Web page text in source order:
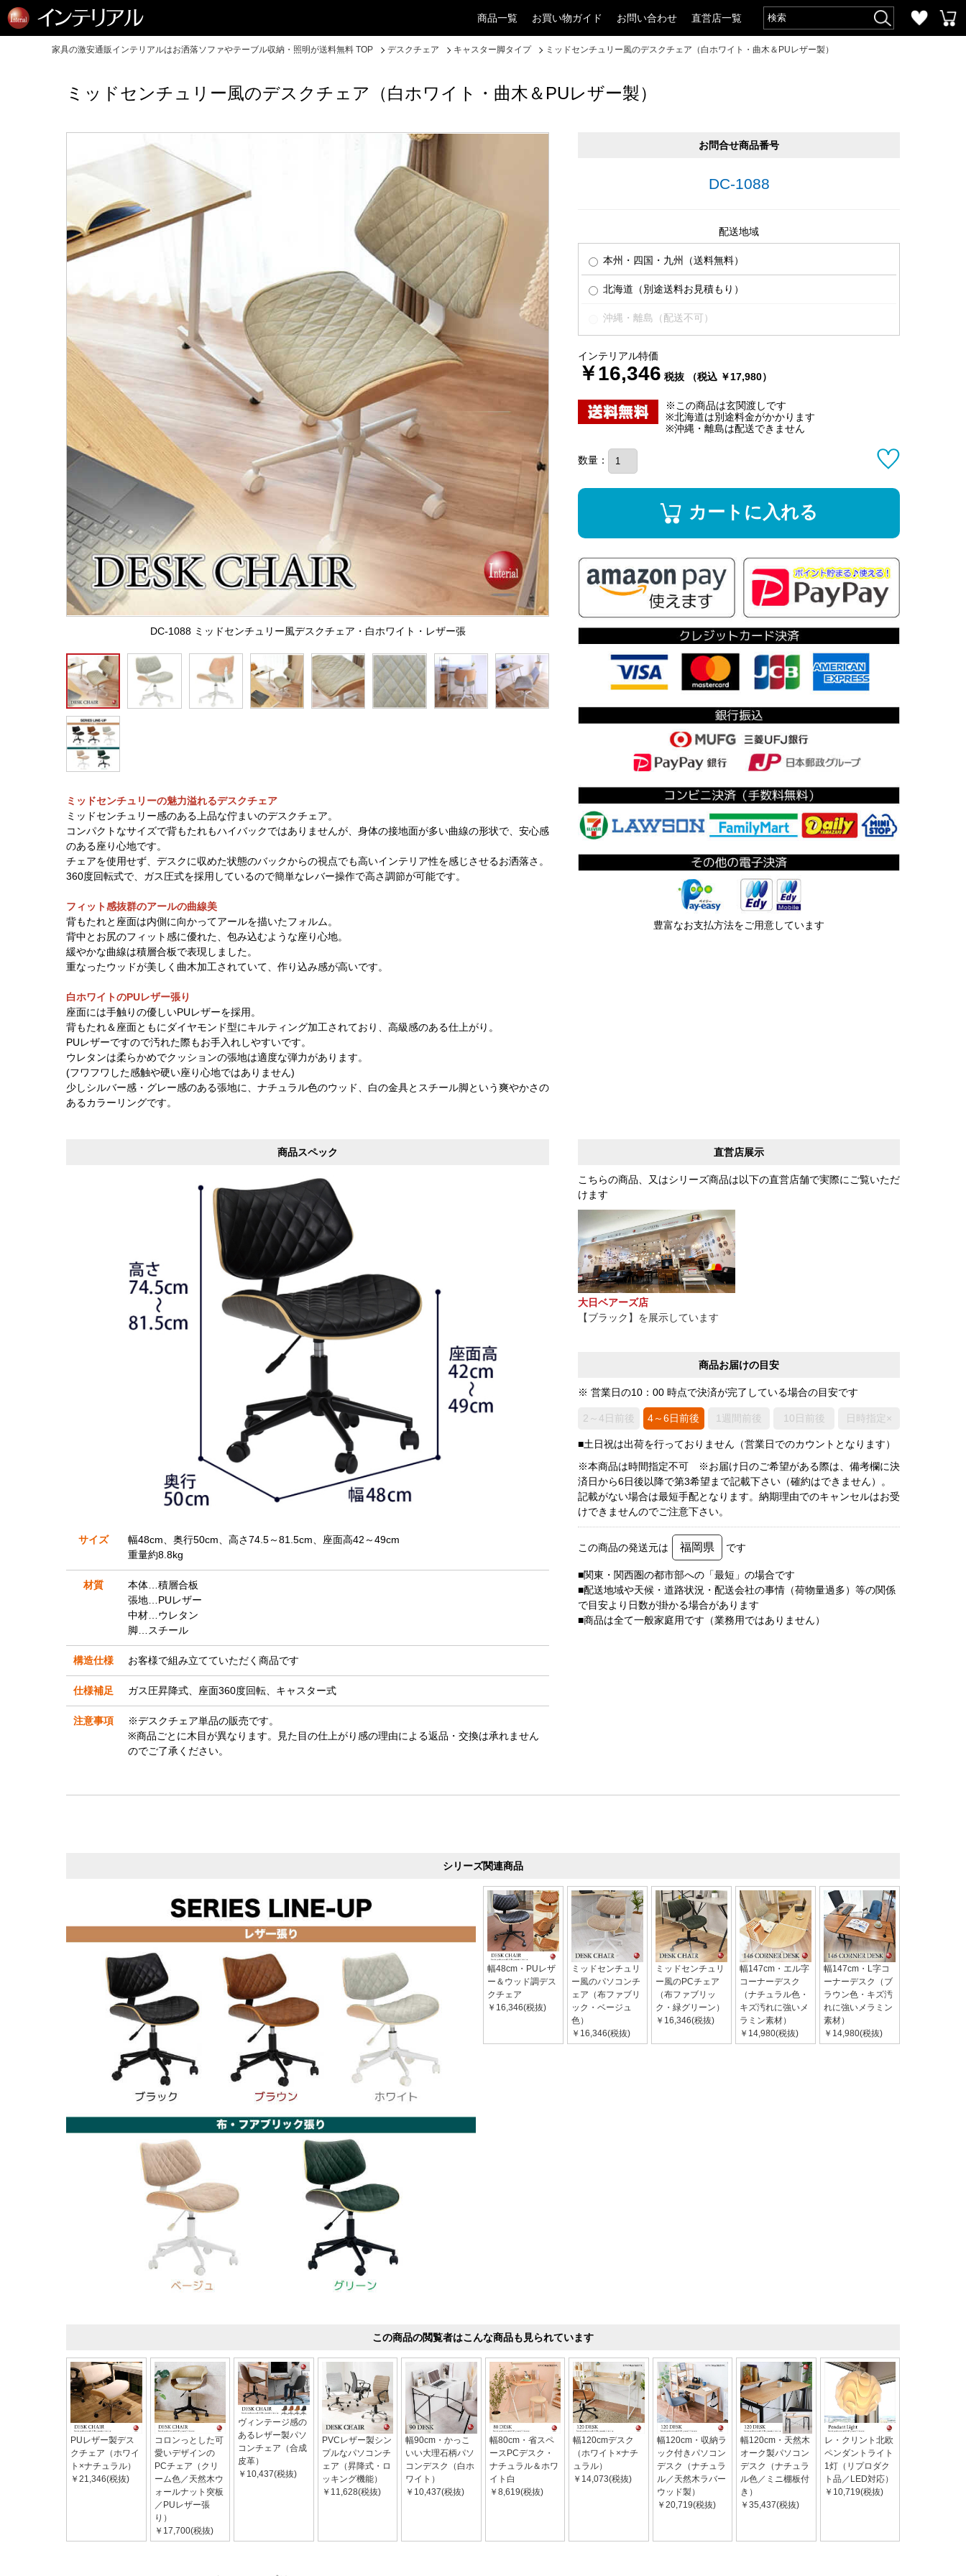
商品一覧 お買い物ガイド お問い合わせ 直営店一覧
家具の激安通販インテリアルはお洒落ソファやテーブル収納・照明が送料無料 TOP デスクチェア キャスター脚タイプ ミッドセンチュリー風のデスクチェア（白ホワイト・曲木＆PUレザー製）
ミッドセンチュリー風のデスクチェア（白ホワイト・曲木＆PUレザー製）
DC-1088 ミッドセンチュリー風デスクチェア・白ホワイト・レザー張
ミッドセンチュリーの魅力溢れるデスクチェア
ミッドセンチュリー感のある上品な佇まいのデスクチェア。
コンパクトなサイズで背もたれもハイバックではありませんが、身体の接地面が多い曲線の形状で、安心感
のある座り心地です。
チェアを使用せず、デスクに収めた状態のバックからの視点でも高いインテリア性を感じさせるお洒落さ。
360度回転式で、ガス圧式を採用しているので簡単なレバー操作で高さ調節が可能です。
フィット感抜群のアールの曲線美
背もたれと座面は内側に向かってアールを描いたフォルム。
背中とお尻のフィット感に優れた、包み込むような座り心地。
緩やかな曲線は積層合板で表現しました。
重なったウッドが美しく曲木加工されていて、作り込み感が高いです。
白ホワイトのPUレザー張り
座面には手触りの優しいPUレザーを採用。
背もたれ＆座面ともにダイヤモンド型にキルティング加工されており、高級感のある仕上がり。
PUレザーですので汚れた際もお手入れしやすいです。
ウレタンは柔らかめでクッションの張地は適度な弾力があります。
(フワフワした感触や硬い座り心地ではありません)
少しシルバー感・グレー感のある張地に、ナチュラル色のウッド、白の金具とスチール脚という爽やかさの
あるカラーリングです。
お問合せ商品番号
DC-1088
配送地域
本州・四国・九州（送料無料）
北海道（別途送料お見積もり）
沖縄・離島（配送不可）
インテリアル特価
￥16,346 税抜 （税込 ￥17,980）
※この商品は玄関渡しです
※北海道は別途料金がかかります
※沖縄・離島は配送できません
数量：
カートに入れる
豊富なお支払方法をご用意しています
直営店展示
こちらの商品、又はシリーズ商品は以下の直営店舗で実際にご覧いただ
けます
大日ベアーズ店
【ブラック】を展示しています
商品お届けの目安
※ 営業日の10：00 時点で決済が完了している場合の目安です
2～4日前後 4～6日前後 1週間前後 10日前後 日時指定×
■土日祝は出荷を行っておりません（営業日でのカウントとなります）
※本商品は時間指定不可 ※お届け日のご希望がある際は、備考欄に決
済日から6日後以降で第3希望まで記載下さい（確約はできません）。
記載がない場合は最短手配となります。納期理由でのキャンセルはお受
けできませんのでご注意下さい。
この商品の発送元は 福岡県 です
■関東・関西圏の都市部への「最短」の場合です
■配送地域や天候・道路状況・配送会社の事情（荷物量過多）等の関係
で目安より日数が掛かる場合があります
■商品は全て一般家庭用です（業務用ではありません）
商品スペック
サイズ
幅48cm、奥行50cm、高さ74.5～81.5cm、座面高42～49cm
重量約8.8kg
材質
本体…積層合板
張地…PUレザー
中材…ウレタン
脚…スチール
構造仕様 お客様で組み立てていただく商品です
仕様補足 ガス圧昇降式、座面360度回転、キャスター式
注意事項
※デスクチェア単品の販売です。
※商品ごとに木目が異なります。見た目の仕上がり感の理由による返品・交換は承れません
のでご了承ください。
シリーズ関連商品
幅48cm・PUレザ
ー＆ウッド調デス
クチェア
￥16,346(税抜)
ミッドセンチュリ
ー風のパソコンチ
ェア（布ファブリ
ック・ベージュ
色）
￥16,346(税抜)
ミッドセンチュリ
ー風のPCチェア
（布ファブリッ
ク・緑グリーン）
￥16,346(税抜)
幅147cm・エル字
コーナーデスク
（ナチュラル色・
キズ汚れに強いメ
ラミン素材）
￥14,980(税抜)
幅147cm・L字コ
ーナーデスク（ブ
ラウン色・キズ汚
れに強いメラミン
素材）
￥14,980(税抜)
この商品の閲覧者はこんな商品も見られています
PUレザー製デス
クチェア（ホワイ
ト×ナチュラル）
￥21,346(税抜)
コロンっとした可
愛いデザインの
PCチェア（クリ
ーム色／天然木ウ
ォールナット突板
／PUレザー張
り）
￥17,700(税抜)
ヴィンテージ感の
あるレザー製パソ
コンチェア（合成
皮革）
￥10,437(税抜)
PVCレザー製シン
プルなパソコンチ
ェア（昇降式・ロ
ッキング機能）
￥11,628(税抜)
幅90cm・かっこ
いい大理石柄パソ
コンデスク（白ホ
ワイト）
￥10,437(税抜)
幅80cm・省スペ
ースPCデスク・
ナチュラル＆ホワ
イト白
￥8,619(税抜)
幅120cmデスク
（ホワイト×ナチ
ュラル）
￥14,073(税抜)
幅120cm・収納ラ
ック付きパソコン
デスク（ナチュラ
ル／天然木ラバー
ウッド製）
￥20,719(税抜)
幅120cm・天然木
オーク製パソコン
デスク（ナチュラ
ル色／ミニ棚板付
き）
￥35,437(税抜)
レ・クリント北欧
ペンダントライト
1灯（リプロダク
ト品／LED対応）
￥10,719(税抜)